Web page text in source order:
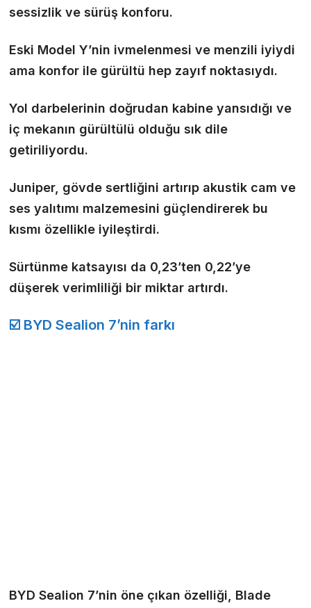
sessizlik ve sürüş konforu.
Eski Model Y’nin ivmelenmesi ve menzili iyiydi
ama konfor ile gürültü hep zayıf noktasıydı.
Yol darbelerinin doğrudan kabine yansıdığı ve
iç mekanın gürültülü olduğu sık dile
getiriliyordu.
Juniper, gövde sertliğini artırıp akustik cam ve
ses yalıtımı malzemesini güçlendirerek bu
kısmı özellikle iyileştirdi.
Sürtünme katsayısı da 0,23’ten 0,22’ye
düşerek verimliliği bir miktar artırdı.
☑️ BYD Sealion 7’nin farkı
BYD Sealion 7’nin öne çıkan özelliği, Blade